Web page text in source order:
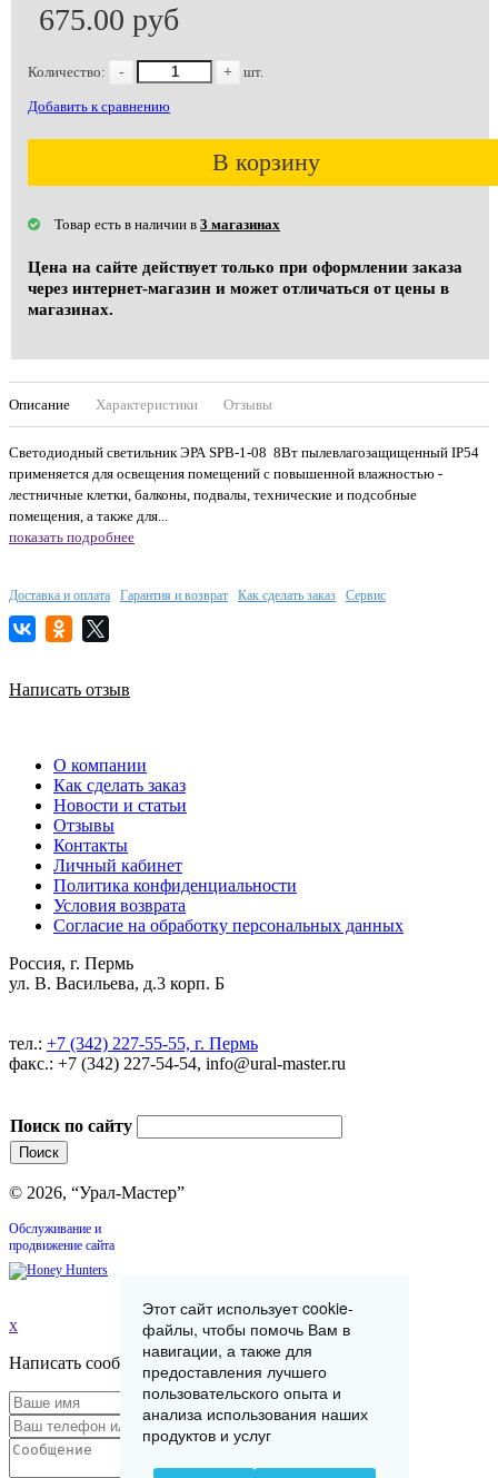
675.00 руб
Количество: - + шт.
Добавить к сравнению
В корзину
Товар есть в наличии в 3 магазинах
Цена на сайте действует только при оформлении заказа
через интернет-магазин и может отличаться от цены в
магазинах.
Описание Характеристики Отзывы
Светодиодный светильник ЭРА SPB-1-08 8Вт пылевлагозащищенный IP54
применяется для освещения помещений с повышенной влажностью -
лестничные клетки, балконы, подвалы, технические и подсобные
помещения, а также для...
показать подробнее
Доставка и оплата Гарантия и возврат Как сделать заказ Сервис
Написать отзыв
О компании
Как сделать заказ
Новости и статьи
Отзывы
Контакты
Личный кабинет
Политика конфиденциальности
Условия возврата
Согласие на обработку персональных данных
Россия, г. Пермь
ул. В. Васильева, д.3 корп. Б
тел.: +7 (342) 227-55-55, г. Пермь
факс.: +7 (342) 227-54-54, info@ural-master.ru
Поиск по сайту
© 2026, “Урал-Мастер”
Обслуживание и
продвижение сайта
x
Написать сообщение
Этот сайт использует cookie-
файлы, чтобы помочь Вам в
навигации, а также для
предоставления лучшего
пользовательского опыта и
анализа использования наших
продуктов и услуг